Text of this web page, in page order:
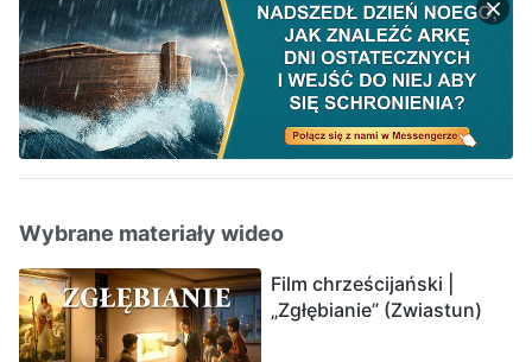
Wybrane materiały wideo
Film chrześcijański |
„Zgłębianie” (Zwiastun)